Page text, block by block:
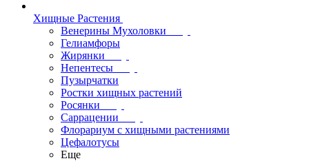
Хищные Растения
Венерины Мухоловки
Гелиамфоры
Жирянки
Непентесы
Пузырчатки
Ростки хищных растений
Росянки
Саррацении
Флорариум с хищными растениями
Цефалотусы
Еще